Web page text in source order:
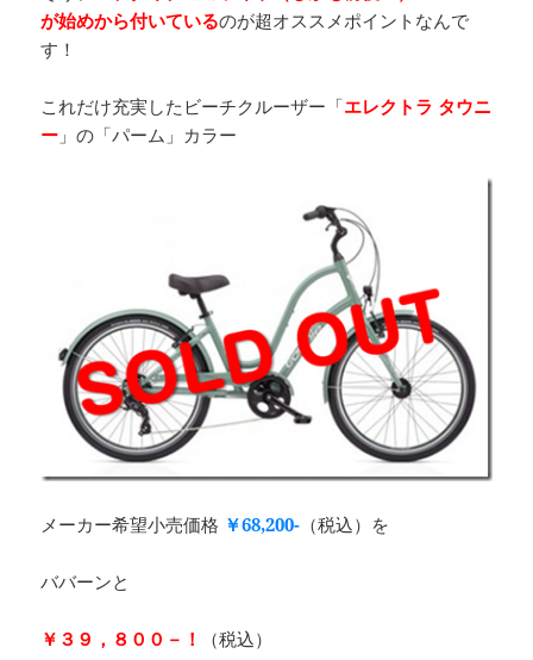
が始めから付いているのが超オススメポイントなんで
す！
これだけ充実したビーチクルーザー「エレクトラ タウニ
ー 」の「パーム」カラー
メーカー希望小売価格 ￥68,200- （税込）を
ババーンと
￥３９，８００－ ！ （税込）